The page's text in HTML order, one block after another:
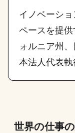
イノベーシ
ペースを提
ォルニア州
本法人代表
世界の仕事